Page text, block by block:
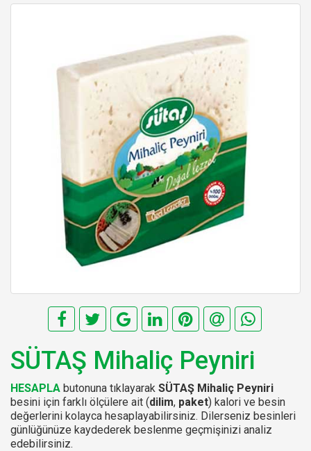
SÜTAŞ Mihaliç Peyniri
HESAPLA butonuna tıklayarak SÜTAŞ Mihaliç Peyniri
besini için farklı ölçülere ait (dilim, paket) kalori ve besin
değerlerini kolayca hesaplayabilirsiniz. Dilerseniz besinleri
günlüğünüze kaydederek beslenme geçmişinizi analiz
edebilirsiniz.